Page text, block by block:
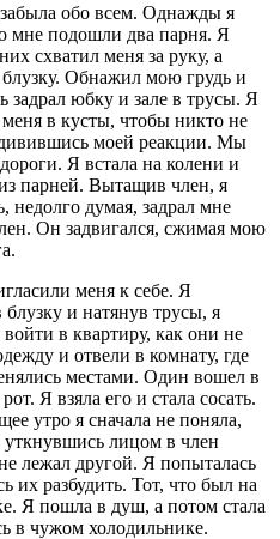
обо всем. Однажды я
мне подошли два парня. Я
схватил меня за руку, а
блузку. Обнажил мою грудь и
задрал юбку и зале в трусы. Я
в кусты, чтобы никто не
моей реакции. Мы
Я встала на колени и
парней. Вытащив член, я
недолго думая, задрал мне
Он задвигался, сжимая мою
меня к себе. Я
блузку и натянув трусы, я
в квартиру, как они не
и отвели в комнату, где
местами. Один вошел в
Я взяла его и стала сосать.
утро я сначала не поняла,
уткнувшись лицом в член
лежал другой. Я попыталась
их разбудить. Тот, что был на
Я пошла в душ, а потом стала
в чужом холодильнике.